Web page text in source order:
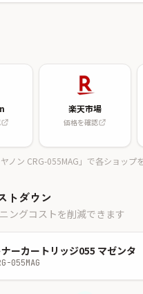
楽天市場
価格を確認
ヤノン CRG-055MAG」で各ショップ
トダウン
ングコストを削減できます
ナーカートリッジ055 マゼンタ
055MAG